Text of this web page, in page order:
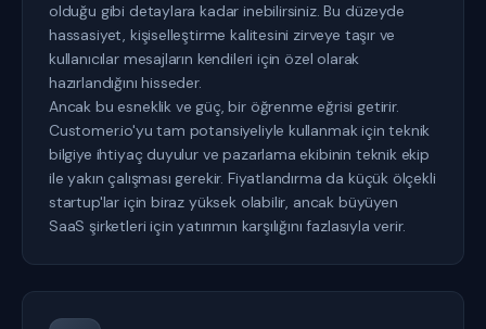
olduğu gibi detaylara kadar inebilirsiniz. Bu düzeyde
hassasiyet, kişiselleştirme kalitesini zirveye taşır ve
kullanıcılar mesajların kendileri için özel olarak
hazırlandığını hisseder.
Ancak bu esneklik ve güç, bir öğrenme eğrisi getirir.
Customer.io'yu tam potansiyeliyle kullanmak için teknik
bilgiye ihtiyaç duyulur ve pazarlama ekibinin teknik ekip
ile yakın çalışması gerekir. Fiyatlandırma da küçük ölçekli
startup'lar için biraz yüksek olabilir, ancak büyüyen
SaaS şirketleri için yatırımın karşılığını fazlasıyla verir.